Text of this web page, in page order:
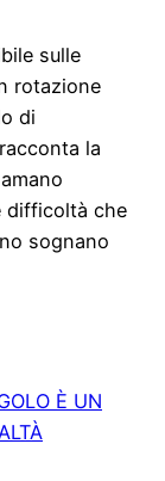
sulle
rotazione
di
la
difficoltà che
sognano